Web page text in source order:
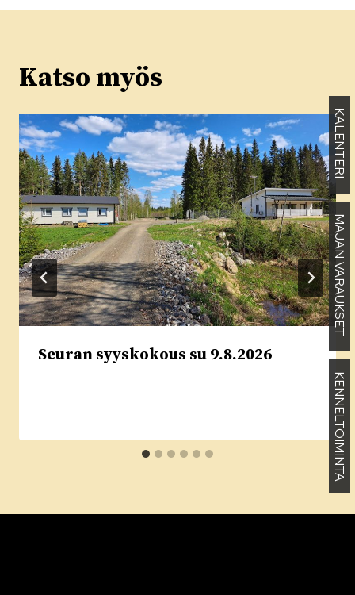
KALENTERI
MAJAN VARAUKSET
KENNELTOIMINTA
Katso myös
Seuran syyskokous su 9.8.2026